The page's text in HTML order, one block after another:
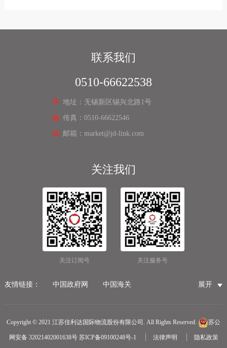
联系我们
0510-66622538
地址：无锡新区锡兴北路1号
传真：0510-66622546
邮箱：market@jd-link.com
关注我们
关注订阅号 关注服务号
友情链接： 展开
中国政府网
中国海关
无锡海运代理
无锡仓储服务公司
无锡航空货运
医疗器械第三方仓储
Copyright © 2021 江苏佳利达国际物流股份有限公司. All Rights Reserved. 苏公
网安备 32021402001638号 苏ICP备09100248号-1 法律声明 隐私政策